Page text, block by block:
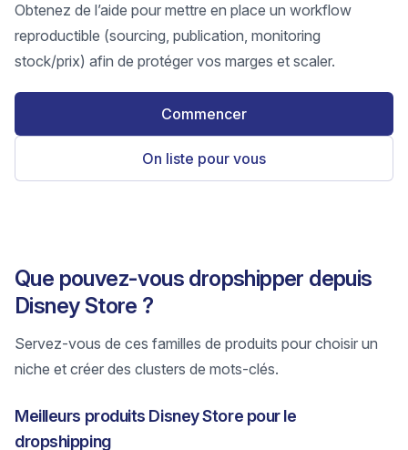
Obtenez de l’aide pour mettre en place un workflow
reproductible (sourcing, publication, monitoring
stock/prix) afin de protéger vos marges et scaler.
Commencer
On liste pour vous
Que pouvez-vous dropshipper depuis
Disney Store ?
Servez-vous de ces familles de produits pour choisir un
niche et créer des clusters de mots-clés.
Meilleurs produits Disney Store pour le
dropshipping